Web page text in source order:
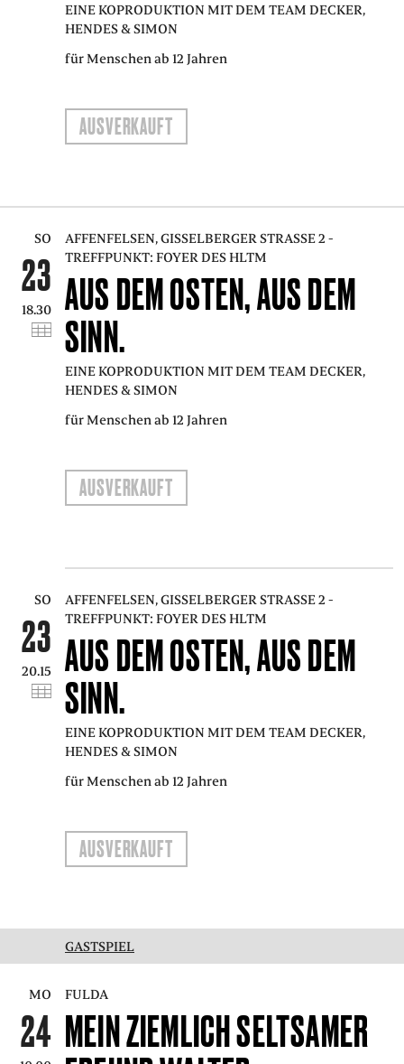
EINE KOPRODUKTION MIT DEM TEAM DECKER,
HENDES & SIMON
für Menschen ab 12 Jahren
AUSVERKAUFT
SO
23
18.30
AFFENFELSEN, GISSELBERGER STRASSE 2 - T
REFFPUNKT: FOYER DES HLTM
AUS DEM OSTEN, AUS DEM
SINN.
EINE KOPRODUKTION MIT DEM TEAM DECKER,
HENDES & SIMON
für Menschen ab 12 Jahren
AUSVERKAUFT
SO
23
20.15
AFFENFELSEN, GISSELBERGER STRASSE 2 - T
REFFPUNKT: FOYER DES HLTM
AUS DEM OSTEN, AUS DEM
SINN.
EINE KOPRODUKTION MIT DEM TEAM DECKER,
HENDES & SIMON
für Menschen ab 12 Jahren
AUSVERKAUFT
GASTSPIEL
MO
24
FULDA
MEIN ZIEMLICH SELTSAMER